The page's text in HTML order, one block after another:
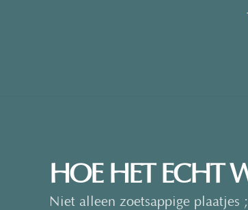
HOE HET ECHT
Niet alleen zoetsappige plaatjes